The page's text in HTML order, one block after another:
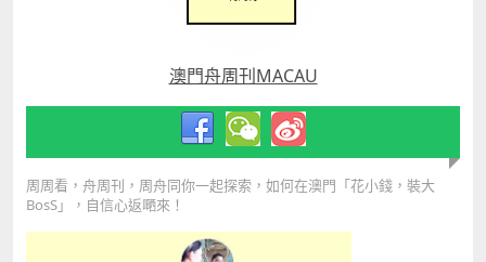
澳門舟周刊MACAU
周周看，舟周刊，周舟同你一起探索，如何在澳門「花小錢，裝大
BosS」，自信心返嗮來！